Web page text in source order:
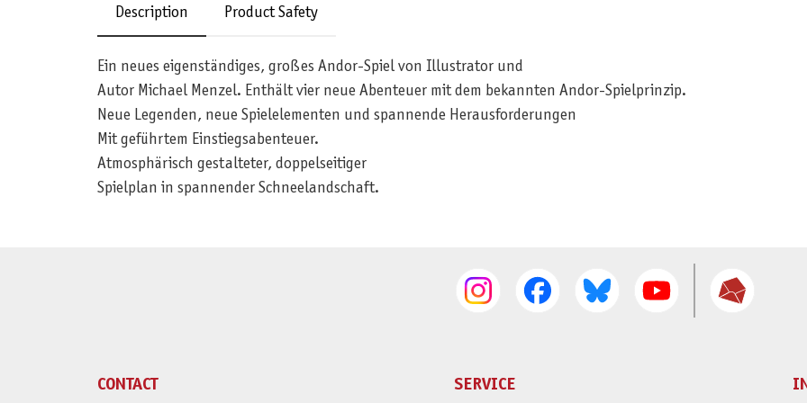
Description Product Safety
Ein neues eigenständiges, großes Andor-Spiel von Illustrator und
Autor Michael Menzel. Enthält vier neue Abenteuer mit dem bekannten Andor-Spielprinzip.
Neue Legenden, neue Spielelementen und spannende Herausforderungen
Mit geführtem Einstiegsabenteuer.
Atmosphärisch gestalteter, doppelseitiger
Spielplan in spannender Schneelandschaft.
CONTACT SERVICE